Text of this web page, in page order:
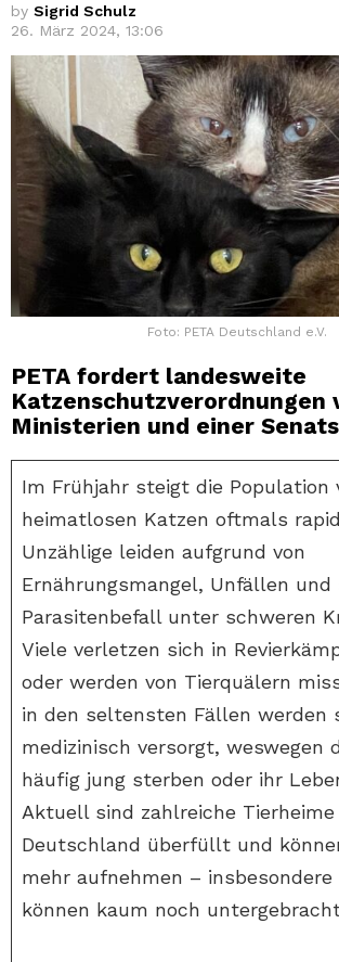
by Sigrid Schulz
26. März 2024, 13:06
Foto: PETA Deutschland e.V.
PETA fordert landesweite
Katzenschutzverordnungen
Ministerien und einer
Im Frühjahr steigt die Population
heimatlosen Katzen oftmals
Unzählige leiden aufgrund von
Ernährungsmangel, Unfällen und
Parasitenbefall unter schweren
Viele verletzen sich in
oder werden von Tierquälern
in den seltensten Fällen werden
medizinisch versorgt, weswegen
häufig jung sterben oder ihr
Aktuell sind zahlreiche Tierheime
Deutschland überfüllt und
mehr aufnehmen – insbesondere
können kaum noch